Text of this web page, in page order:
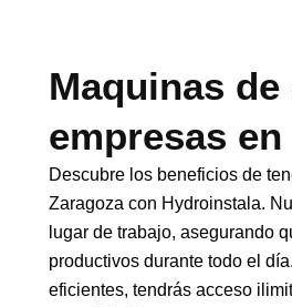
Maquinas
empresas
Descubre los beneficios de
Zaragoza con Hydroinstala.
lugar de trabajo, asegurando
productivos durante todo el
eficientes, tendrás acceso